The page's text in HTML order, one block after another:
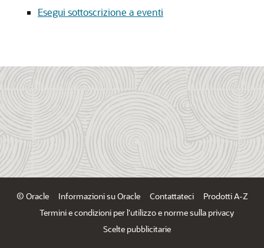
Esegui sottoscrizione a eventi
© Oracle Informazioni su Oracle Contattateci
Prodotti A-Z
Termini e condizioni per l'utilizzo e norme sulla privacy
Scelte pubblicitarie